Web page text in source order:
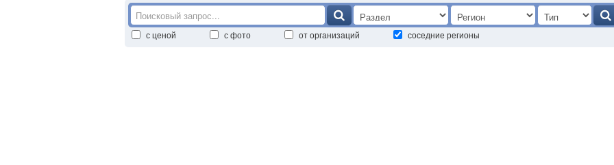
с ценой с фото от организаций соседние регионы